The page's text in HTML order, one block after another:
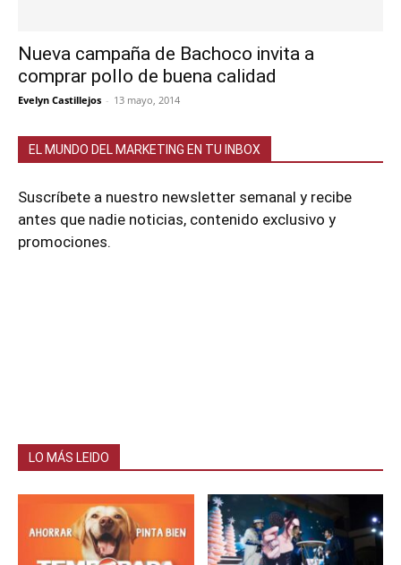
Nueva campaña de Bachoco invita a
comprar pollo de buena calidad
Evelyn Castillejos - 13 mayo, 2014
EL MUNDO DEL MARKETING EN TU INBOX
Suscríbete a nuestro newsletter semanal y recibe
antes que nadie noticias, contenido exclusivo y
promociones.
LO MÁS LEIDO